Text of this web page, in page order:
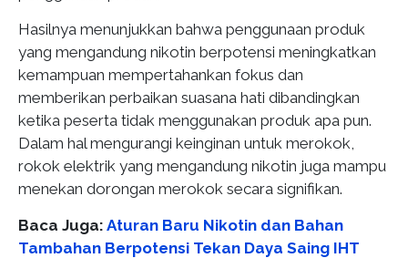
Hasilnya menunjukkan bahwa penggunaan produk
yang mengandung nikotin berpotensi meningkatkan
kemampuan mempertahankan fokus dan
memberikan perbaikan suasana hati dibandingkan
ketika peserta tidak menggunakan produk apa pun.
Dalam hal mengurangi keinginan untuk merokok,
rokok elektrik yang mengandung nikotin juga mampu
menekan dorongan merokok secara signifikan.
Baca Juga: Aturan Baru Nikotin dan Bahan
Tambahan Berpotensi Tekan Daya Saing IHT